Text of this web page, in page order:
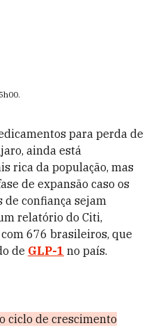
.
para perda de
ainda está
rica da população, mas
de expansão caso os
de confiança sejam
relatório do Citi,
676 brasileiros, que
de GLP-1 no país.
ciclo de crescimento